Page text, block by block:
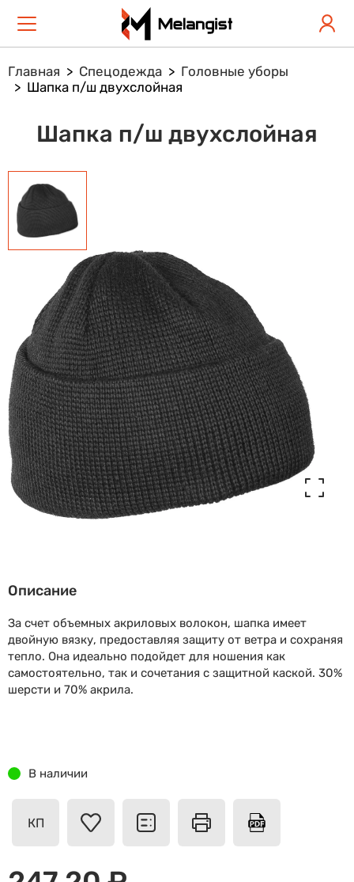
Главная Спецодежда
Головные уборы
Шапка п/ш двухслойная
Шапка п/ш двухслойная
Описание
За счет объемных акриловых волокон, шапка имеет
двойную вязку, предоставляя защиту от ветра и сохраняя
тепло. Она идеально подойдет для ношения как
самостоятельно, так и сочетания с защитной каской. 30%
шерсти и 70% акрила.
В наличии
КП